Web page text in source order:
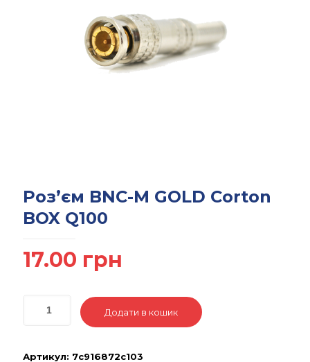
Роз’єм BNC-M GOLD Corton
BOX Q100
17.00 грн
Додати в кошик
Артикул: 7c916872c103